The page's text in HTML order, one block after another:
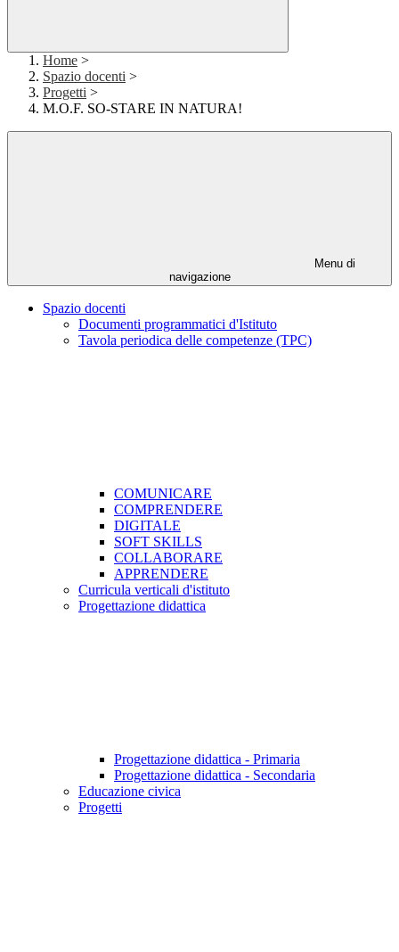
Home >
Spazio docenti >
Progetti >
M.O.F. SO-STARE IN NATURA!
Menu di
navigazione
Spazio docenti
Documenti programmatici d'Istituto
Tavola periodica delle competenze (TPC)
COMUNICARE
COMPRENDERE
DIGITALE
SOFT SKILLS
COLLABORARE
APPRENDERE
Curricula verticali d'istituto
Progettazione didattica
Progettazione didattica - Primaria
Progettazione didattica - Secondaria
Educazione civica
Progetti